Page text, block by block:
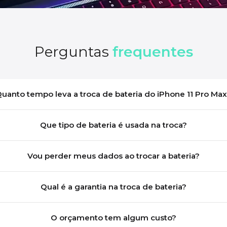
Perguntas frequentes
tempo leva a troca de bateria do iPhone 11 Pro
Que tipo de bateria é usada na troca?
Vou perder meus dados ao trocar a bateria?
Qual é a garantia na troca de bateria?
O orçamento tem algum custo?